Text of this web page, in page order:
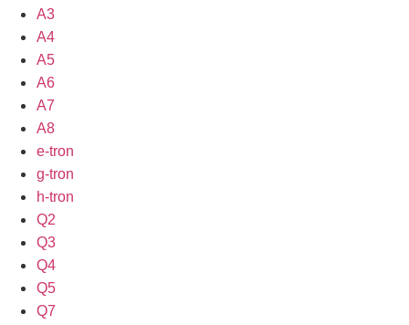
A3
A4
A5
A6
A7
A8
e-tron
g-tron
h-tron
Q2
Q3
Q4
Q5
Q7